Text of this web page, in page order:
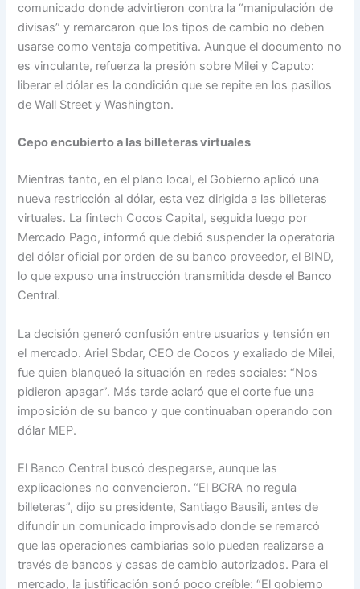
comunicado donde advirtieron contra la “manipulación de
divisas” y remarcaron que los tipos de cambio no deben
usarse como ventaja competitiva. Aunque el documento no
es vinculante, refuerza la presión sobre Milei y Caputo:
liberar el dólar es la condición que se repite en los pasillos
de Wall Street y Washington.
Cepo encubierto a las billeteras virtuales
Mientras tanto, en el plano local, el Gobierno aplicó una
nueva restricción al dólar, esta vez dirigida a las billeteras
virtuales. La fintech Cocos Capital, seguida luego por
Mercado Pago, informó que debió suspender la operatoria
del dólar oficial por orden de su banco proveedor, el BIND,
lo que expuso una instrucción transmitida desde el Banco
Central.
La decisión generó confusión entre usuarios y tensión en
el mercado. Ariel Sbdar, CEO de Cocos y exaliado de Milei,
fue quien blanqueó la situación en redes sociales: “Nos
pidieron apagar”. Más tarde aclaró que el corte fue una
imposición de su banco y que continuaban operando con
dólar MEP.
El Banco Central buscó despegarse, aunque las
explicaciones no convencieron. “El BCRA no regula
billeteras”, dijo su presidente, Santiago Bausili, antes de
difundir un comunicado improvisado donde se remarcó
que las operaciones cambiarias solo pueden realizarse a
través de bancos y casas de cambio autorizados. Para el
mercado, la justificación sonó poco creíble: “El gobierno